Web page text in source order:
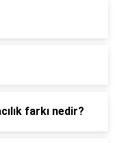
farkı nedir?